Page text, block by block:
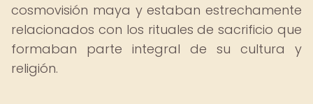
cosmovisión maya y estaban estrechamente
relacionados con los rituales de sacrificio que
formaban parte integral de su cultura y
religión.